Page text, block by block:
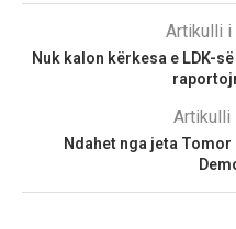
Artikulli i
Nuk kalon kërkesa e LDK-
Artikulli
Ndahet nga jeta